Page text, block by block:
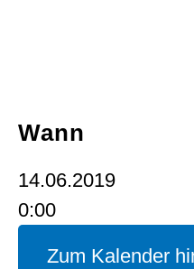
Wann
14.06.2019
0:00
Zum Kalender